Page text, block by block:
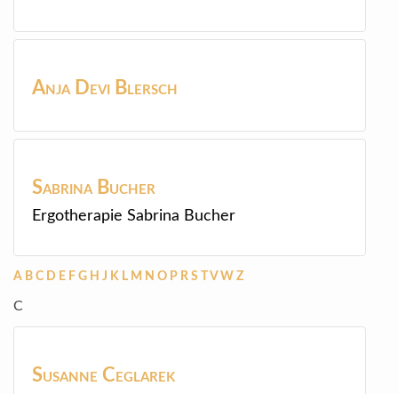
Anja Devi Blersch
Sabrina Bucher
Ergotherapie Sabrina Bucher
A B C D E F G H J K L M N O P R S V W Z
C
Susanne Ceglarek